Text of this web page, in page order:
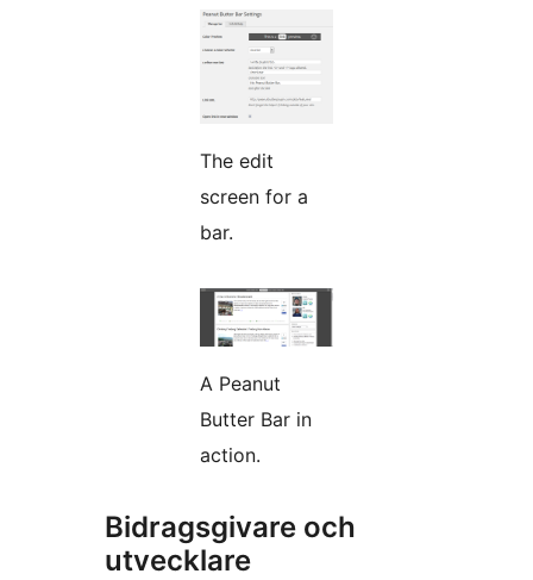
The edit
screen for a
bar.
A Peanut
Butter Bar in
action.
Bidragsgivare och
utvecklare